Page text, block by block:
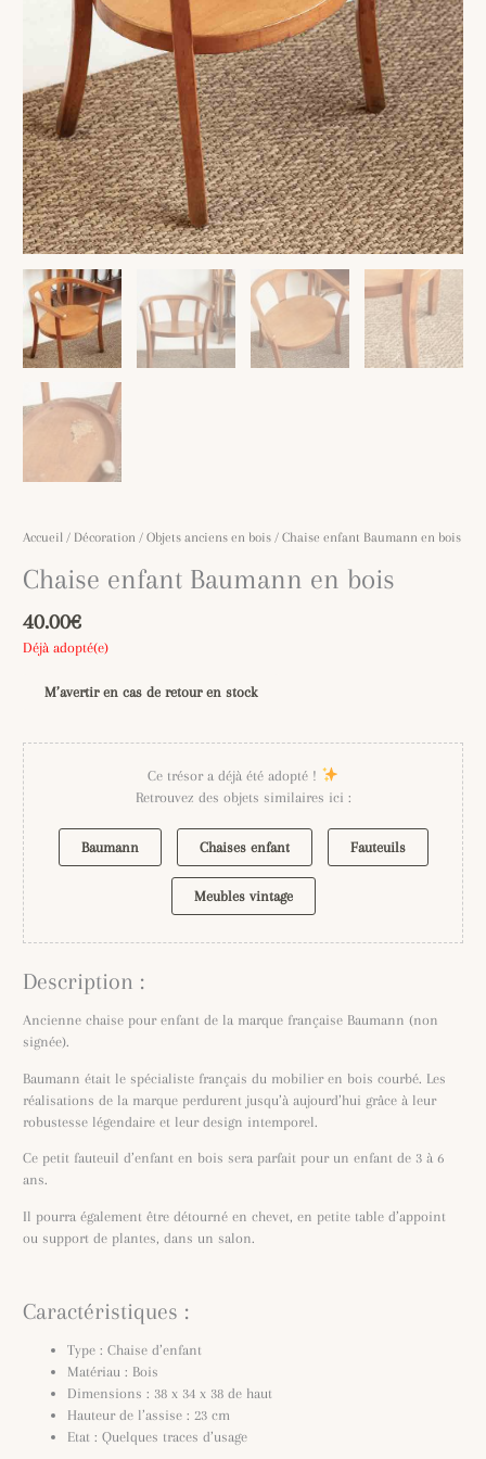
Accueil / Décoration /Objets anciens en bois / Chaise enfant Baumann en bois
Chaise enfant Baumann en bois
40.00€
Déjà adopté(e)
M’avertir en cas de retour en stock
Ce trésor a déjà été adopté !
Retrouvez des objets similaires ici :
Baumann Chaises enfant Fauteuils
Meubles vintage
Description :
Ancienne chaise pour enfant de la marque française Baumann (non
signée).
Baumann était le spécialiste français du mobilier en bois courbé. Les
réalisations de la marque perdurent jusqu’à aujourd’hui grâce à leur
robustesse légendaire et leur design intemporel.
Ce petit fauteuil d’enfant en bois sera parfait pour un enfant de 3 à 6
ans.
Il pourra également être détourné en chevet, en petite table d’appoint
ou support de plantes, dans un salon.
Caractéristiques :
Type : Chaise d’enfant
Matériau : Bois
Dimensions : 38 x 34 x 38 de haut
Hauteur de l’assise : 23 cm
Etat : Quelques traces d’usage